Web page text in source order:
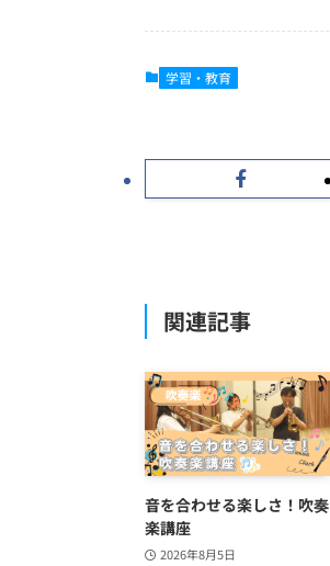
学習・教育
関連記事
音を合わせる楽しさ！吹奏
楽講座
2026年8月5日